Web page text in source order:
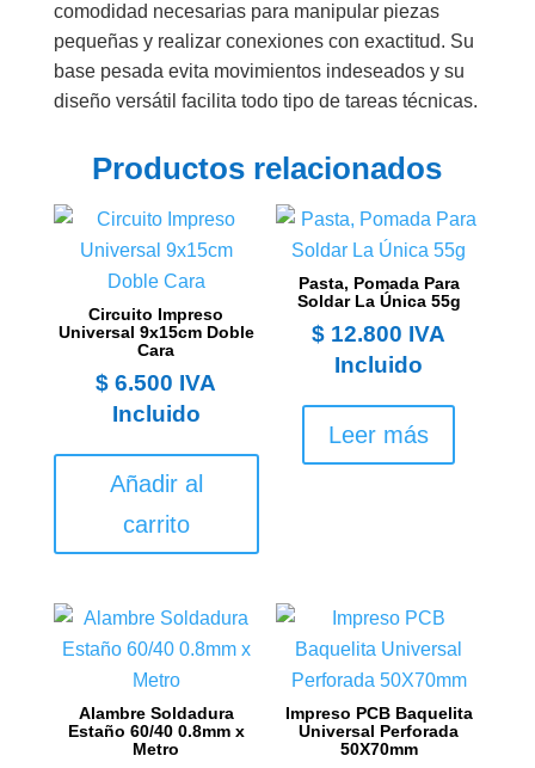
comodidad necesarias para manipular piezas
pequeñas y realizar conexiones con exactitud. Su
base pesada evita movimientos indeseados y su
diseño versátil facilita todo tipo de tareas técnicas.
Productos relacionados
Circuito Impreso
Universal 9x15cm Doble
Cara
$ 6.500 IVA
Incluido
Añadir al
carrito
Pasta, Pomada Para
Soldar La Única 55g
$ 12.800 IVA
Incluido
Leer más
Alambre Soldadura
Estaño 60/40 0.8mm x
Metro
Impreso PCB Baquelita
Universal Perforada
50X70mm